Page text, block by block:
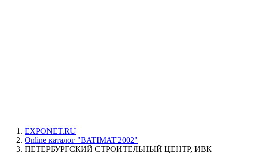
EXPONET.RU
Online каталог "BATIMAT'2002"
ПЕТЕРБУРГСКИЙ СТРОИТЕЛЬНЫЙ ЦЕНТР, ИВК